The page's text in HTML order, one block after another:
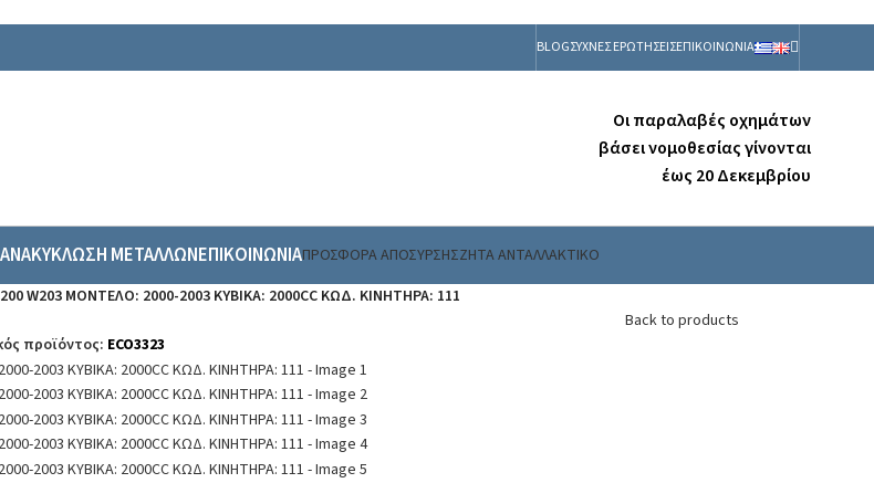
BLOGΣΥΧΝΕΣ ΕΡΩΤΗΣΕΙΣΕΠΙΚΟΙΝΩΝΙΑ
Οι παραλαβές οχημάτων
βάσει νομοθεσίας γίνονται
έως 20 Δεκεμβρίου
ΑΝΑΚΥΚΛΩΣΗ ΜΕΤΑΛΛΩΝΕΠΙΚΟΙΝΩΝΙΑΠΡΟΣΦΟΡΑ ΑΠΟΣΥΡΣΗΣΖΗΤΑ ΑΝΤΑΛΛΑΚΤΙΚΟ
W203 ΜΟΝΤΕΛΟ: 2000-2003 ΚΥΒΙΚΑ: 2000CC ΚΩΔ. ΚΙΝΗΤΗΡΑ: 111
Back to products
προϊόντος: ECO3323